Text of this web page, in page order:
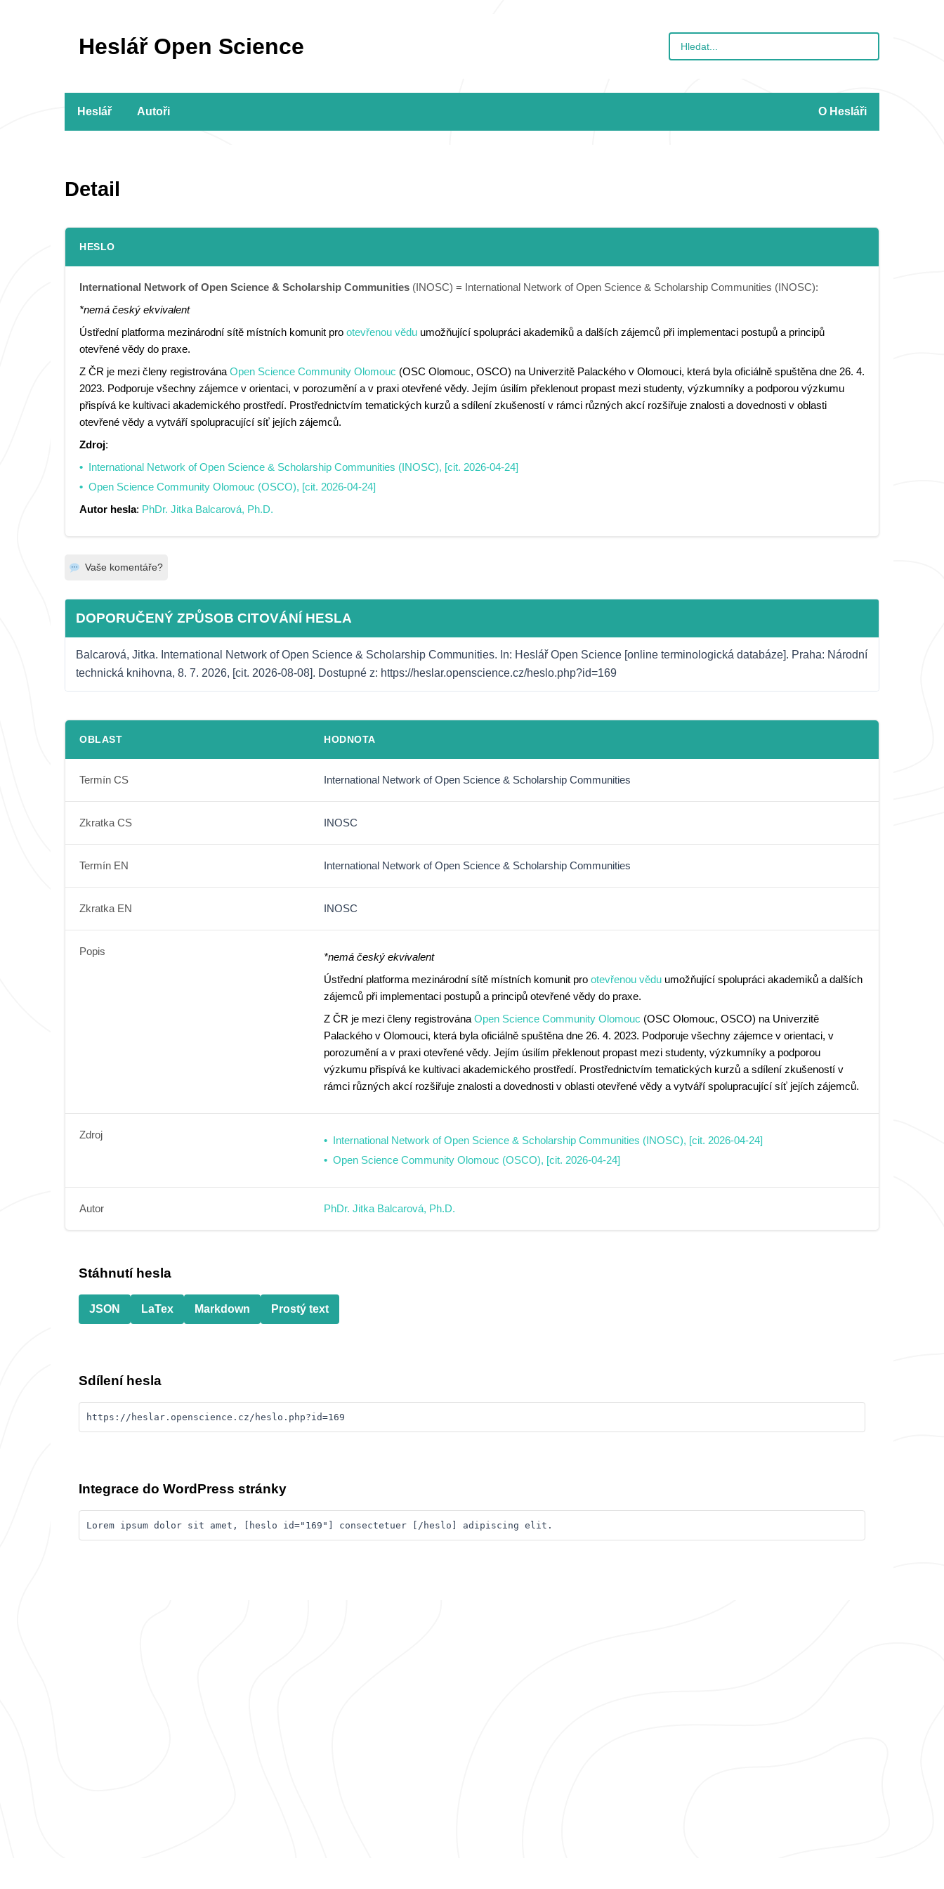
Heslář Open Science
Heslář Autoři O Hesláři
Detail
HESLO
International Network of Open Science & Scholarship Communities (INOSC) = International Network of Open Science & Scholarship Communities (INOSC):
*nemá český ekvivalent
Ústřední platforma mezinárodní sítě místních komunit pro otevřenou vědu umožňující spolupráci akademiků a dalších zájemců při implementaci postupů a principů
otevřené vědy do praxe.
Z ČR je mezi členy registrována Open Science Community Olomouc (OSC Olomouc, OSCO) na Univerzitě Palackého v Olomouci, která byla oficiálně spuštěna dne 26. 4.
2023. Podporuje všechny zájemce v orientaci, v porozumění a v praxi otevřené vědy. Jejím úsilím překlenout propast mezi studenty, výzkumníky a podporou výzkumu
přispívá ke kultivaci akademického prostředí. Prostřednictvím tematických kurzů a sdílení zkušeností v rámci různých akcí rozšiřuje znalosti a dovednosti v oblasti
otevřené vědy a vytváří spolupracující síť jejích zájemců.
Zdroj:
International Network of Open Science & Scholarship Communities (INOSC), [cit. 2026-04-24]
Open Science Community Olomouc (OSCO), [cit. 2026-04-24]
Autor hesla: PhDr. Jitka Balcarová, Ph.D.
Vaše komentáře?
DOPORUČENÝ ZPŮSOB CITOVÁNÍ HESLA
Balcarová, Jitka. International Network of Open Science & Scholarship Communities. In: Heslář Open Science [online terminologická databáze]. Praha: Národní
technická knihovna, 8. 7. 2026, [cit. 2026-08-08]. Dostupné z: https://heslar.openscience.cz/heslo.php?id=169
OBLAST HODNOTA
Termín CS International Network of Open Science & Scholarship Communities
Zkratka CS INOSC
Termín EN International Network of Open Science & Scholarship Communities
Zkratka EN INOSC
Popis
*nemá český ekvivalent
Ústřední platforma mezinárodní sítě místních komunit pro otevřenou vědu umožňující spolupráci akademiků a dalších
zájemců při implementaci postupů a principů otevřené vědy do praxe.
Z ČR je mezi členy registrována Open Science Community Olomouc (OSC Olomouc, OSCO) na Univerzitě
Palackého v Olomouci, která byla oficiálně spuštěna dne 26. 4. 2023. Podporuje všechny zájemce v orientaci, v
porozumění a v praxi otevřené vědy. Jejím úsilím překlenout propast mezi studenty, výzkumníky a podporou
výzkumu přispívá ke kultivaci akademického prostředí. Prostřednictvím tematických kurzů a sdílení zkušeností v
rámci různých akcí rozšiřuje znalosti a dovednosti v oblasti otevřené vědy a vytváří spolupracující síť jejích zájemců.
Zdroj
International Network of Open Science & Scholarship Communities (INOSC), [cit. 2026-04-24]
Open Science Community Olomouc (OSCO), [cit. 2026-04-24]
Autor PhDr. Jitka Balcarová, Ph.D.
Stáhnutí hesla
JSON LaTex Markdown Prostý text
Sdílení hesla
https://heslar.openscience.cz/heslo.php?id=169
Integrace do WordPress stránky
Lorem ipsum dolor sit amet, [heslo id="169"] consectetuer [/heslo] adipiscing elit.